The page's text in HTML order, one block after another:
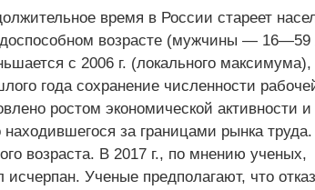
время в России стареет
возрасте (мужчины — 16—59
с 2006 г. (локального максимума),
года сохранение численности
ростом экономической активности и
находившегося за границами рынка
возраста. В 2017 г., по мнению ученых,
исчерпан. Ученые предполагают, что